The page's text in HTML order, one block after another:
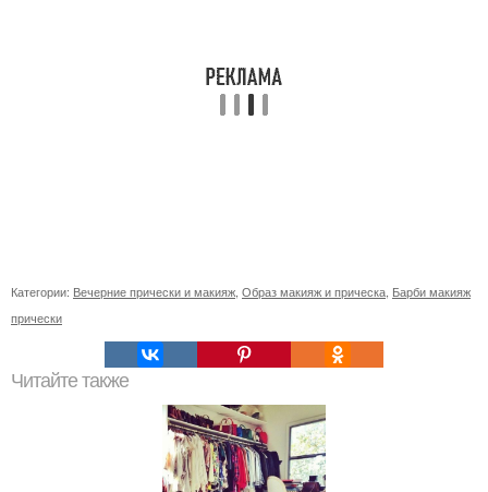
Категории: Вечерние прически и макияж Образ макияж и прическа Барби макияж
прически
Читайте также